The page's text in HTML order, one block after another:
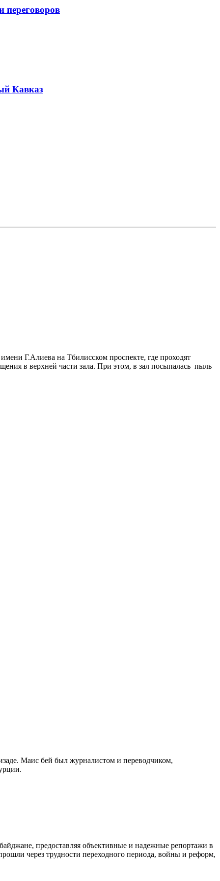
переговоров
Кавказ
Г.Алиева на Тбилисском проспекте, где проходят
в верхней части зала. При этом, в зал посыпалась пыль
Маис бей был журналистом и переводчиком,
предоставляя объективные и надежные репортажи в
через трудности переходного периода, войны и реформ,